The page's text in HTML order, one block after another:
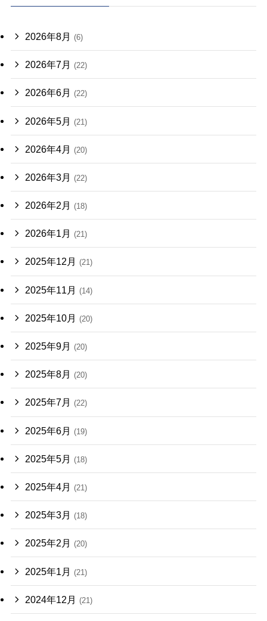
2026年8月 (6)
2026年7月 (22)
2026年6月 (22)
2026年5月 (21)
2026年4月 (20)
2026年3月 (22)
2026年2月 (18)
2026年1月 (21)
2025年12月 (21)
2025年11月 (14)
2025年10月 (20)
2025年9月 (20)
2025年8月 (20)
2025年7月 (22)
2025年6月 (19)
2025年5月 (18)
2025年4月 (21)
2025年3月 (18)
2025年2月 (20)
2025年1月 (21)
2024年12月 (21)